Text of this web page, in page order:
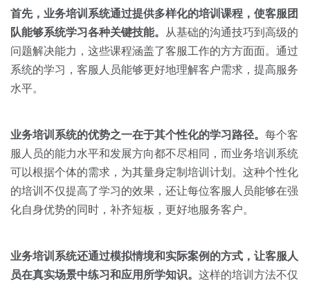
按角色
销售人员
销售管理
交易跟进
培训辅导
销售会话智能
首先，业务培训系统通过提供多样化的培训课程，使客服团
队能够系统学习各种关键技能。 从基础的沟通技巧到高级的
问题解决能力，这些课程涵盖了客服工作的方方面面。通过
系统的学习，客服人员能够更好地理解客户需求，提高服务
水平。
业务培训系统的优势之一在于其个性化的学习路径。 每个客
服人员的能力水平和发展方向都不尽相同，而业务培训系统
可以根据个体的需求，为其量身定制培训计划。这种个性化
的培训不仅提高了学习的效果，还让每位客服人员能够在强
化自身优势的同时，补齐短板，更好地服务客户。
业务培训系统还通过模拟情境和实际案例的方式，让客服人
员在真实场景中练习和应用所学知识。 这样的培训方法不仅